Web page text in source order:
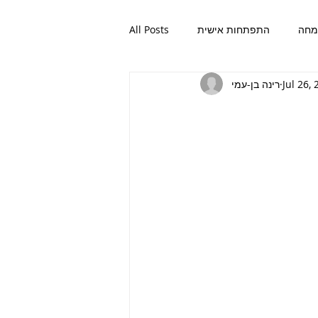
All Posts התפתחות אישית
אהבה אישיתרינה בן-עמי Jul 26,